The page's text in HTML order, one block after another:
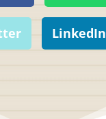
LinkedIn